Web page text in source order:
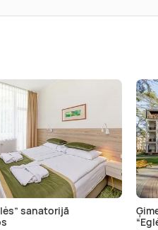
sanatorijā